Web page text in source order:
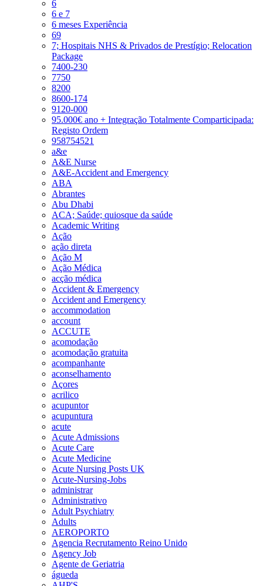
6
6 e 7
6 meses Experiência
69
7; Hospitais NHS & Privados de Prestígio; Relocation
Package
7400-230
7750
8200
8600-174
9120-000
95.000€ ano + Integração Totalmente Comparticipada:
Registo Ordem
958754521
a&e
A&E Nurse
A&E-Accident and Emergency
ABA
Abrantes
Abu Dhabi
ACA; Saúde; quiosque da saúde
Academic Writing
Ação
ação direta
Ação M
Ação Médica
acção médica
Accident & Emergency
Accident and Emergency
accommodation
account
ACCUTE
acomodação
acomodação gratuita
acompanhante
aconselhamento
Açores
acrilico
acupuntor
acupuntura
acute
Acute Admissions
Acute Care
Acute Medicine
Acute Nursing Posts UK
Acute-Nursing-Jobs
administrar
Administrativo
Adult Psychiatry
Adults
AEROPORTO
Agencia Recrutamento Reino Unido
Agency Job
Agente de Geriatria
águeda